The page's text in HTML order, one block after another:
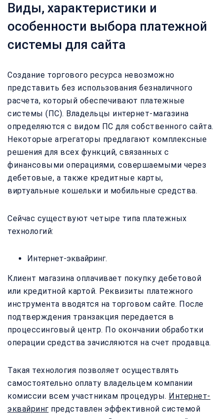
Виды, характеристики и
особенности выбора платежной
системы для сайта
Создание торгового ресурса невозможно
представить без использования безналичного
расчета, который обеспечивают платежные
системы (ПС). Владельцы интернет-магазина
определяются с видом ПС для собственного сайта.
Некоторые агрегаторы предлагают комплексные
решения для всех функций, связанных с
финансовыми операциями, совершаемыми через
дебетовые, а также кредитные карты,
виртуальные кошельки и мобильные средства.
Сейчас существуют четыре типа платежных
технологий:
Интернет-эквайринг.
Клиент магазина оплачивает покупку дебетовой
или кредитной картой. Реквизиты платежного
инструмента вводятся на торговом сайте. После
подтверждения транзакция передается в
процессинговый центр. По окончании обработки
операции средства зачисляются на счет продавца.
Такая технология позволяет осуществлять
самостоятельно оплату владельцем компании
комиссии всем участникам процедуры. Интернет-
эквайринг представлен эффективной системой